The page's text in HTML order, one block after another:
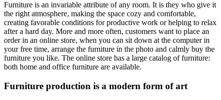
Furniture is an invariable attribute of any room. It is they who give it
the right atmosphere, making the space cozy and comfortable,
creating favorable conditions for productive work or helping to relax
after a hard day. More and more often, customers want to place an
order in an online store, when you can sit down at the computer in
your free time, arrange the furniture in the photo and calmly buy the
furniture you like. The online store has a large catalog of furniture:
both home and office furniture are available.
Furniture production is a modern form of art